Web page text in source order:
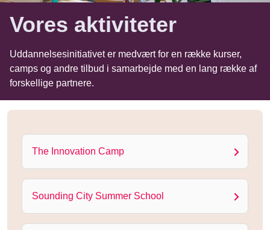
Vores aktiviteter
Uddannelsesinitiativet er medvært for en række kurser,
camps og andre tilbud i samarbejde med en lang række af
forskellige partnere.
The Innovation Camp
Sounding City Summer School